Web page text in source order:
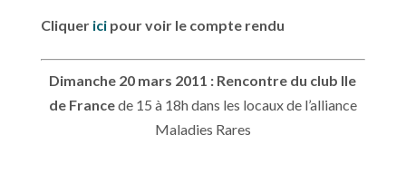
Cliquer icipour voir le compte rendu
Dimanche 20 mars 2011 : Rencontre du club Ile
de Francede 15 à 18h dans les locaux de l’alliance
Maladies Rares